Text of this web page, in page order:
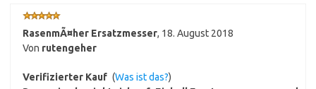
RasenmÃ¤her Ersatzmesser, 18. August 2018
Von rutengeher
Verifizierter Kauf (Was ist das?)